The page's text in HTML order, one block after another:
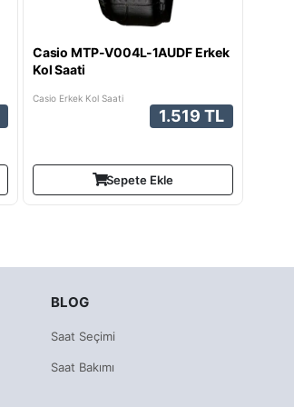
Casio MTP-V004L-1AUDF Erkek
Kol Saati
Casio Erkek Kol Saati
1.519 TL
Sepete Ekle
BLOG
Saat Seçimi
Saat Bakımı